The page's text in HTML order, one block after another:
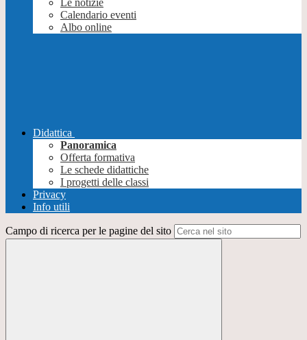
Le notizie
Calendario eventi
Albo online
Didattica
Panoramica
Offerta formativa
Le schede didattiche
I progetti delle classi
Privacy
Info utili
Campo di ricerca per le pagine del sito